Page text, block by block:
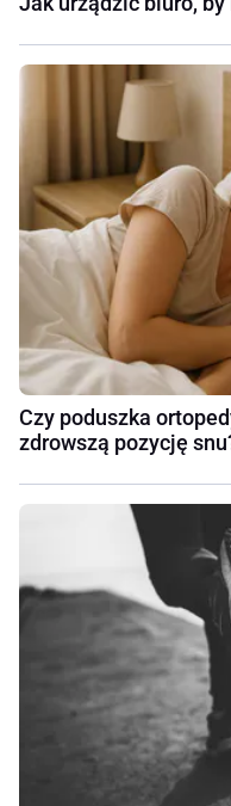
Czy poduszka
zdrowszą pozycję